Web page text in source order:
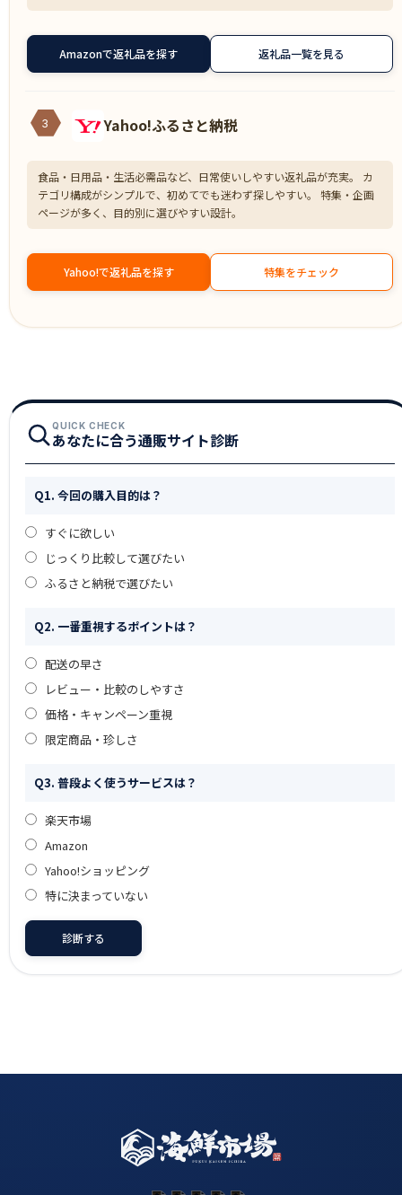
Amazonで返礼品を探す 返礼品一覧を見る
3 Yahoo!ふるさと納税
食品・日用品・生活必需品など、日常使いしやすい返礼品が充実。 カ
テゴリ構成がシンプルで、初めてでも迷わず探しやすい。 特集・企画
ページが多く、目的別に選びやすい設計。
Yahoo!で返礼品を探す 特集をチェック
QUICK CHECK
あなたに合う通販サイト診断
Q1. 今回の購入目的は？
すぐに欲しい
じっくり比較して選びたい
ふるさと納税で選びたい
Q2. 一番重視するポイントは？
配送の早さ
レビュー・比較のしやすさ
価格・キャンペーン重視
限定商品・珍しさ
Q3. 普段よく使うサービスは？
楽天市場
Amazon
Yahoo!ショッピング
特に決まっていない
診断する